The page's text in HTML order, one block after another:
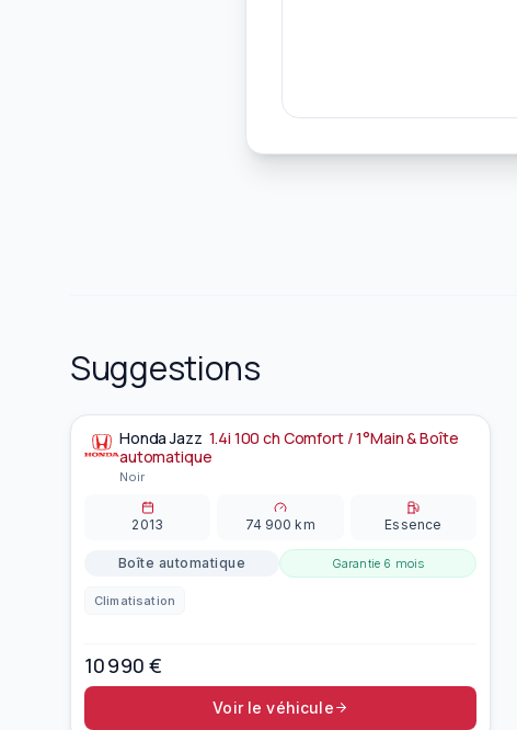
Suggestions
À la une
Honda Jazz 1.4i 100 ch Comfort / 1°Main & Boîte
automatique
Noir
2013 74 900 km Essence
Boîte automatique Garantie 6 mois
Climatisation
10 990 €
Voir le véhicule